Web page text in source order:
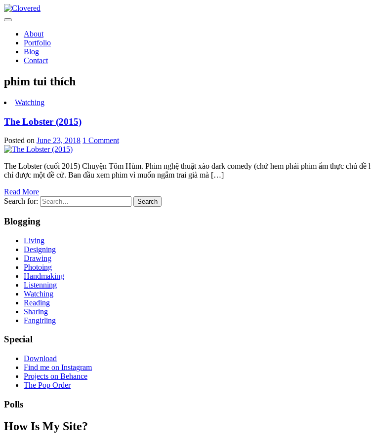
Toggle
navigationAbout
Portfolio
Blog
Contact
phim tui thích
Watching
The Lobster (2015)
Posted on June 23, 2018 1 Comment
The Lobster (cuối 2015) Chuyện Tôm Hùm. Phim nghệ thuật xào dark comedy (chứ hem phải phim ẩm thực chủ
chỉ được một đề cử. Ban đầu xem phim vì muốn ngắm trai già mà […]
Read More
Search for:
Search
Blogging
Living
Designing
Drawing
Photoing
Handmaking
Listenning
Watching
Reading
Sharing
Fangirling
Special
Download
Find me on Instagram
Projects on Behance
The Pop Order
Polls
How Is My Site?